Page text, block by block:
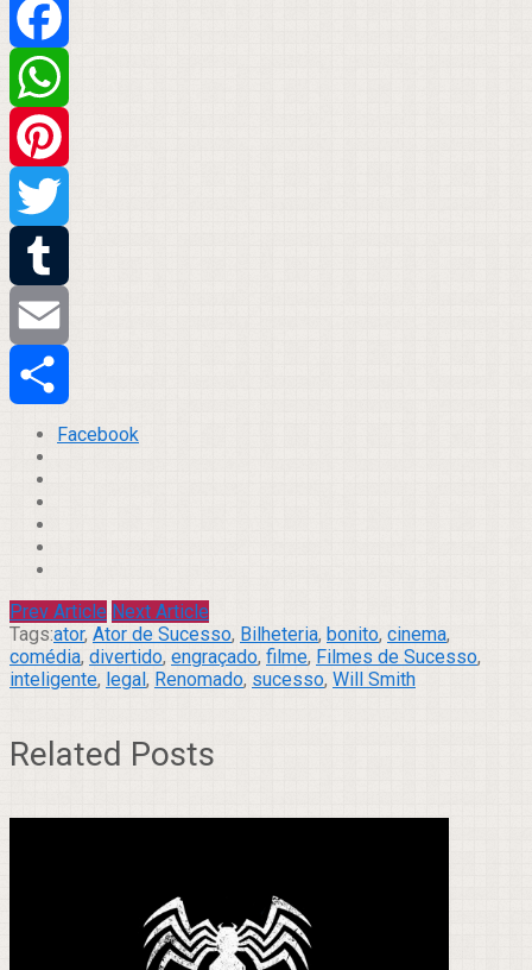
Facebook
WhatsApp
Pinterest
Twitter
Tumblr
Email
Compartilhar
Facebook
Prev Article Next Article
Tags:ator, Ator de Sucesso, Bilheteria, bonito, cinema,
comédia, divertido, engraçado, filme, Filmes de Sucesso,
inteligente, legal, Renomado, sucesso, Will Smith
Related Posts